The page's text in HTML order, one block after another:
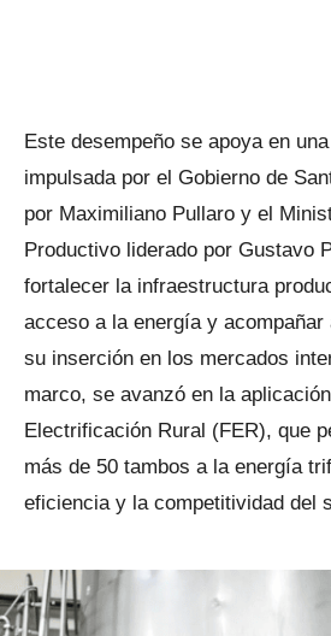
Este desempeño se apoya en
impulsada por el Gobierno de
por Maximiliano Pullaro y el
Productivo liderado por Gustavo
fortalecer la infraestructura
acceso a la energía y
su inserción en los mercados
marco, se avanzó en la
Electrificación Rural (FER), que
más de 50 tambos a la energía
eficiencia y la competitividad del